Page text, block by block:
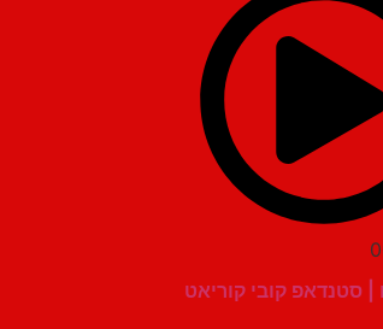
| סטנדאפ קובי קוריאט